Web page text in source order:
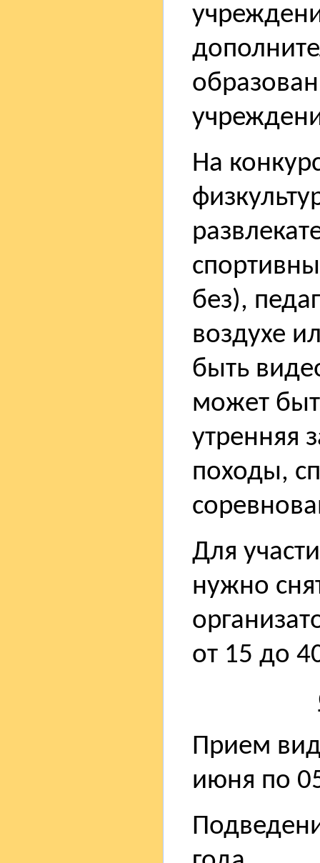
На
без),
воздухе
быть
может
утренняя
походы,
Для
нужно
от 15 до
Прием
июня по